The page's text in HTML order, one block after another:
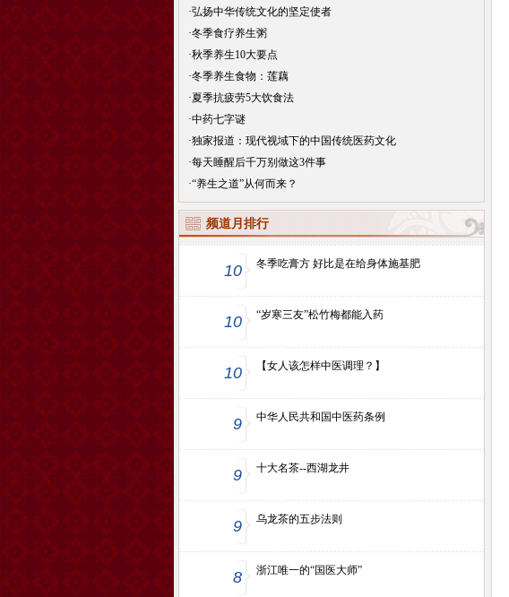
·弘扬中华传统文化的坚定使者
·冬季食疗养生粥
·秋季养生10大要点
·冬季养生食物：莲藕
·夏季抗疲劳5大饮食法
·中药七字谜
·独家报道：现代视域下的中国传统医药文化
·每天睡醒后千万别做这3件事
·“养生之道”从何而来？
频道月排行
10 冬季吃膏方 好比是在给身体施基肥
10 “岁寒三友”松竹梅都能入药
10 【女人该怎样中医调理？】
9 中华人民共和国中医药条例
9 十大名茶--西湖龙井
9 乌龙茶的五步法则
8 浙江唯一的“国医大师”